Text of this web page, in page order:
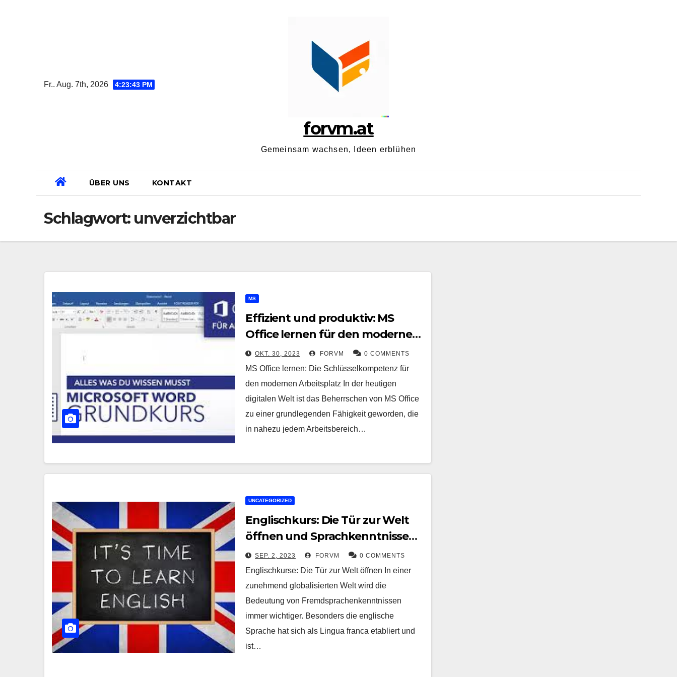
Fr.. Aug. 7th, 2026 4:23:43 PM
forvm.at
Gemeinsam wachsen, Ideen erblühen
ÜBER UNS KONTAKT
Schlagwort: unverzichtbar
MS
Effizient und produktiv: MS
Office lernen für den modernen
Arbeitsplatz
OKT. 30, 2023 FORVM 0 COMMENTS
MS Office lernen: Die Schlüsselkompetenz für
den modernen Arbeitsplatz In der heutigen
digitalen Welt ist das Beherrschen von MS Office
zu einer grundlegenden Fähigkeit geworden, die
in nahezu jedem Arbeitsbereich…
UNCATEGORIZED
Englischkurs: Die Tür zur Welt
öffnen und Sprachkenntnisse
erweitern
SEP. 2, 2023 FORVM 0 COMMENTS
Englischkurse: Die Tür zur Welt öffnen In einer
zunehmend globalisierten Welt wird die
Bedeutung von Fremdsprachenkenntnissen
immer wichtiger. Besonders die englische
Sprache hat sich als Lingua franca etabliert und
ist…